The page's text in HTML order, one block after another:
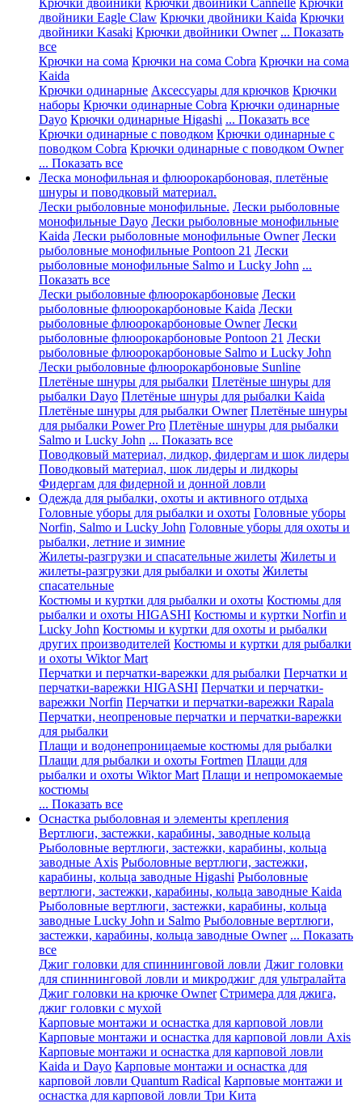
Крючки двойники Крючки двойники Cannelle Крючки
двойники Eagle Claw Крючки двойники Kaida Крючки
двойники Kasaki Крючки двойники Owner ... Показать
все
Крючки на сома Крючки на сома Cobra Крючки на сома
Kaida
Крючки одинарные Аксессуары для крючков Крючки
наборы Крючки одинарные Cobra Крючки одинарные
Dayo Крючки одинарные Higashi ... Показать все
Крючки одинарные с поводком Крючки одинарные с
поводком Cobra Крючки одинарные с поводком Owner
... Показать все
Леска монофильная и флюорокарбоновая, плетёные
шнуры и поводковый материал.
Лески рыболовные монофильные. Лески рыболовные
монофильные Dayo Лески рыболовные монофильные
Kaida Лески рыболовные монофильные Owner Лески
рыболовные монофильные Pontoon 21 Лески
рыболовные монофильные Salmo и Lucky John ...
Показать все
Лески рыболовные флюорокарбоновые Лески
рыболовные флюорокарбоновые Kaida Лески
рыболовные флюорокарбоновые Owner Лески
рыболовные флюорокарбоновые Pontoon 21 Лески
рыболовные флюорокарбоновые Salmo и Lucky John
Лески рыболовные флюорокарбоновые Sunline
Плетёные шнуры для рыбалки Плетёные шнуры для
рыбалки Dayo Плетёные шнуры для рыбалки Kaida
Плетёные шнуры для рыбалки Owner Плетёные шнуры
для рыбалки Power Pro Плетёные шнуры для рыбалки
Salmo и Lucky John ... Показать все
Поводковый материал, лидкор, фидергам и шок лидеры
Поводковый материал, шок лидеры и лидкоры
Фидергам для фидерной и донной ловли
Одежда для рыбалки, охоты и активного отдыха
Головные уборы для рыбалки и охоты Головные уборы
Norfin, Salmo и Lucky John Головные уборы для охоты и
рыбалки, летние и зимние
Жилеты-разгрузки и спасательные жилеты Жилеты и
жилеты-разгрузки для рыбалки и охоты Жилеты
спасательные
Костюмы и куртки для рыбалки и охоты Костюмы для
рыбалки и охоты HIGASHI Костюмы и куртки Norfin и
Lucky John Костюмы и куртки для охоты и рыбалки
других производителей Костюмы и куртки для рыбалки
и охоты Wiktor Mart
Перчатки и перчатки-варежки для рыбалки Перчатки и
перчатки-варежки HIGASHI Перчатки и перчатки-
варежки Norfin Перчатки и перчатки-варежки Rapala
Перчатки, неопреновые перчатки и перчатки-варежки
для рыбалки
Плащи и водонепроницаемые костюмы для рыбалки
Плащи для рыбалки и охоты Fortmen Плащи для
рыбалки и охоты Wiktor Mart Плащи и непромокаемые
костюмы
... Показать все
Оснастка рыболовная и элементы крепления
Вертлюги, застежки, карабины, заводные кольца
Рыболовные вертлюги, застежки, карабины, кольца
заводные Axis Рыболовные вертлюги, застежки,
карабины, кольца заводные Higashi Рыболовные
вертлюги, застежки, карабины, кольца заводные Kaida
Рыболовные вертлюги, застежки, карабины, кольца
заводные Lucky John и Salmo Рыболовные вертлюги,
застежки, карабины, кольца заводные Owner ... Показать
все
Джиг головки для спиннинговой ловли Джиг головки
для спиннинговой ловли и микроджиг для ультралайта
Джиг головки на крючке Owner Стримера для джига,
джиг головки с мухой
Карповые монтажи и оснастка для карповой ловли
Карповые монтажи и оснастка для карповой ловли Axis
Карповые монтажи и оснастка для карповой ловли
Kaida и Dayo Карповые монтажи и оснастка для
карповой ловли Quantum Radical Карповые монтажи и
оснастка для карповой ловли Три Кита